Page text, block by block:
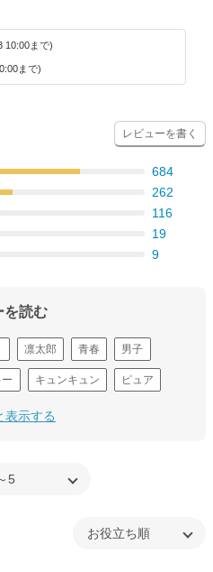
10:00まで)
まで)
レビューを書く
684
262
116
19
9
を読む
凛太郎 青春 男子
キュンキュン ピュア
表示する